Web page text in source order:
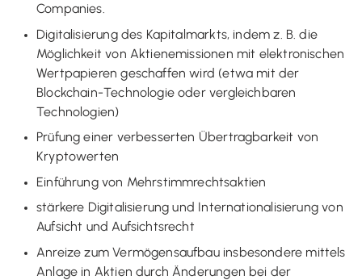
Companies.
Digitalisierung des Kapitalmarkts, indem z. B. die
Möglichkeit von Aktienemissionen mit elektronischen
Wertpapieren geschaffen wird (etwa mit der
Blockchain-Technologie oder vergleichbaren
Technologien)
Prüfung einer verbesserten Übertragbarkeit von
Kryptowerten
Einführung von Mehrstimmrechtsaktien
stärkere Digitalisierung und Internationalisierung von
Aufsicht und Aufsichtsrecht
Anreize zum Vermögensaufbau insbesondere mittels
Anlage in Aktien durch Änderungen bei der